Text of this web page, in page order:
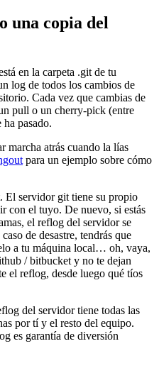
una copia del
en la carpeta .git de tu
log de todos los cambios de
Cada vez que cambias de
pull o un cherry-pick (entre
pasado.
marcha atrás cuando la lías
para un ejemplo sobre cómo
El servidor git tiene su propio
con el tuyo. De nuevo, si estás
el reflog del servidor se
de desastre, tendrás que
a tu máquina local… oh, vaya,
/ bitbucket y no te dejan
el reflog, desde luego qué tíos
del servidor tiene todas las
por tí y el resto del equipo.
es garantía de diversión